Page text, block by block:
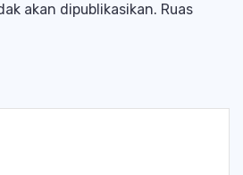
akan dipublikasikan. Ruas